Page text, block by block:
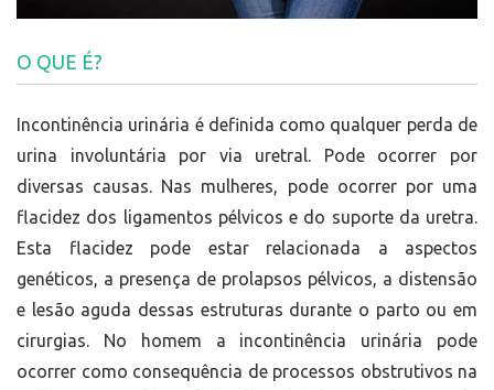
O QUE É?
Incontinência urinária é definida como qualquer perda de
urina involuntária por via uretral. Pode ocorrer por
diversas causas. Nas mulheres, pode ocorrer por uma
flacidez dos ligamentos pélvicos e do suporte da uretra.
Esta flacidez pode estar relacionada a aspectos
genéticos, a presença de prolapsos pélvicos, a distensão
e lesão aguda dessas estruturas durante o parto ou em
cirurgias. No homem a incontinência urinária pode
ocorrer como consequência de processos obstrutivos na